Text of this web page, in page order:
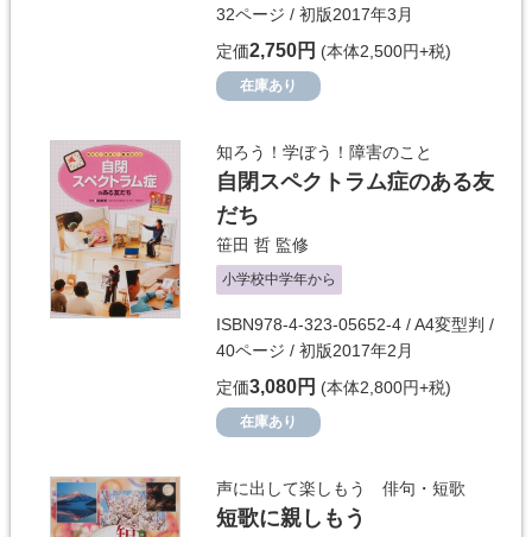
32ページ / 初版2017年3月
定価2,750円 (本体2,500円+税)
在庫あり
知ろう！学ぼう！障害のこと
自閉スペクトラム症のある友
だち
笹田 哲 監修
小学校中学年から
ISBN978-4-323-05652-4 / A4変型判 /
40ページ / 初版2017年2月
定価3,080円 (本体2,800円+税)
在庫あり
声に出して楽しもう 俳句・短歌
短歌に親しもう